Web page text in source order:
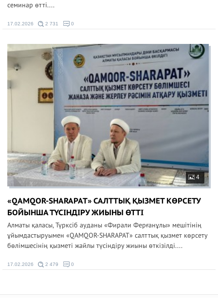
семинар өтті....
17.02.2026 2 731 0
4
«QAMQOR-SHARAPAT» САЛТТЫҚ ҚЫЗМЕТ КӨРСЕТУ
БОЙЫНША ТҮСІНДІРУ ЖИЫНЫ ӨТТІ
Алматы қаласы, Түрксіб ауданы «Фирали Ферғанұлы» мешітінің
ұйымдастыруымен «QAMQOR-SHARAPAT» салттық қызмет көрсету
бөлімшесінің қызметі жайлы түсіндіру жиыны өткізілді....
17.02.2026 2 479 0